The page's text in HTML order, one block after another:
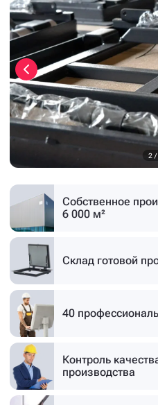
3 /
Собственное
6 000 м²
Склад готовой
40
Контроль
производства